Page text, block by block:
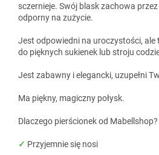
sczernieje. Swój blask zachowa
odporny na zużycie.
Jest odpowiedni na uroczystości, ale
do pięknych sukienek lub stroju
Jest zabawny i elegancki, uzupełni
Ma piękny, magiczny połysk.
Dlaczego pierścionek od Mabellshop?
✓ Przyjemnie się nosi